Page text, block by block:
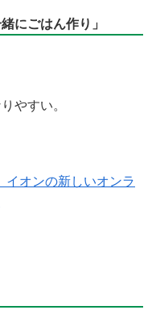
にごはん作り」
やすい。
イオンの新しいオンラ